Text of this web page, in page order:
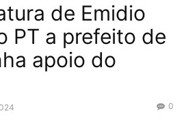
de Emidio
PT a prefeito de
apoio do
0